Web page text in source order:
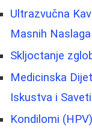
Ultrazvučna
Masnih Naslaga
Skljoctanje
Medicinska
Iskustva i Saveti
Kondilomi